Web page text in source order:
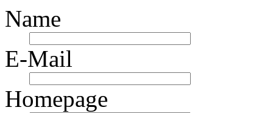
Name
E-Mail
Homepage